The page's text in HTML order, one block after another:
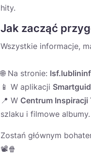
hity.
Jak zacząć
Wszystkie informacje,
🌐 Na stronie:
📱 W aplikacji
📍 W Centrum
szlaku i filmowe albumy.
Zostań głównym
📽️🍿